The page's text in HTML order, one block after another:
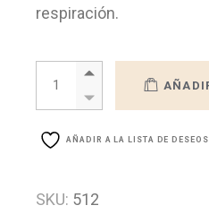
respiración.
MIX PEC 7 quantity
AÑADIR A LA LISTA DE DESEOS
SKU: 512